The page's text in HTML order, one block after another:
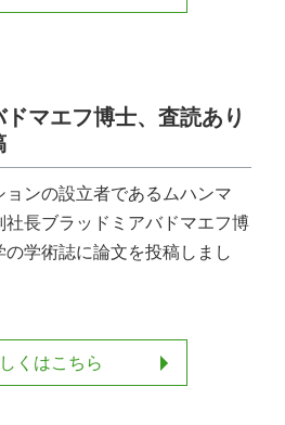
マエフ博士、査読あり
ンの設立者であるムハンマ
社長ブラッドミアバドマエフ博
学術誌に論文を投稿しまし
くはこちら